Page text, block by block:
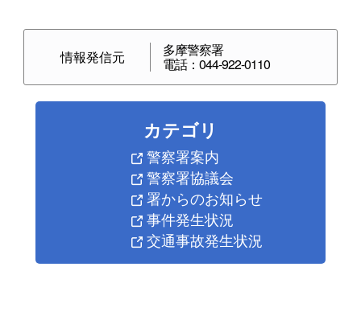
情報発信元 多摩警察署
電話：044-922-0110
カテゴリ
警察署案内
警察署協議会
署からのお知らせ
事件発生状況
交通事故発生状況